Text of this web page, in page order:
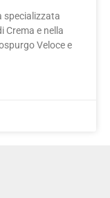
specializzata
Crema e nella
Veloce e